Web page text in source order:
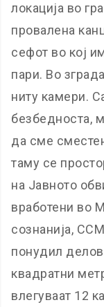
локација во
провалена
сефот во кој
пари. Во
ниту камери.
безбедноста,
да сме
таму се
на Јавното
вработени во
сознанија,
понудил
квадратни
влегуваат 12